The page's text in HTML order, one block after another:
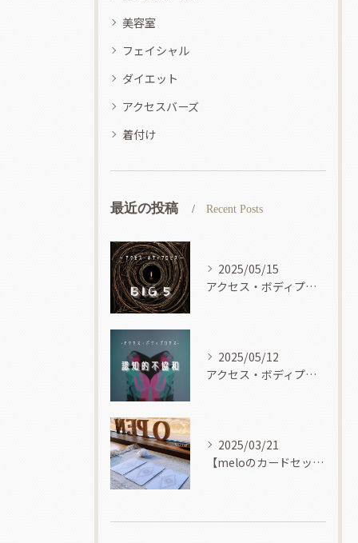
美容室
フェイシャル
ダイエット
アクセスバーズ
着付け
最近の投稿 Recent Posts
2025/05/15
アクセス・ボディプロセス
2025/05/12
アクセス・ボディプロセス
2025/03/21
【meloのカードセッション】